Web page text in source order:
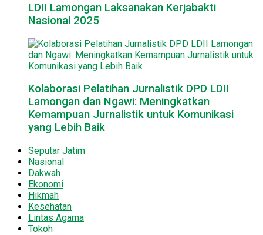
LDII Lamongan Laksanakan Kerjabakti
Nasional 2025
Kolaborasi Pelatihan Jurnalistik DPD LDII
Lamongan dan Ngawi: Meningkatkan
Kemampuan Jurnalistik untuk Komunikasi
yang Lebih Baik
Seputar Jatim
Nasional
Dakwah
Ekonomi
Hikmah
Kesehatan
Lintas Agama
Tokoh